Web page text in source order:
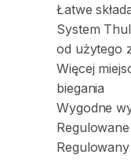
Łatwe
System
od użytego
Więcej
biegania
Wygodne
Regulowane
Regulowany